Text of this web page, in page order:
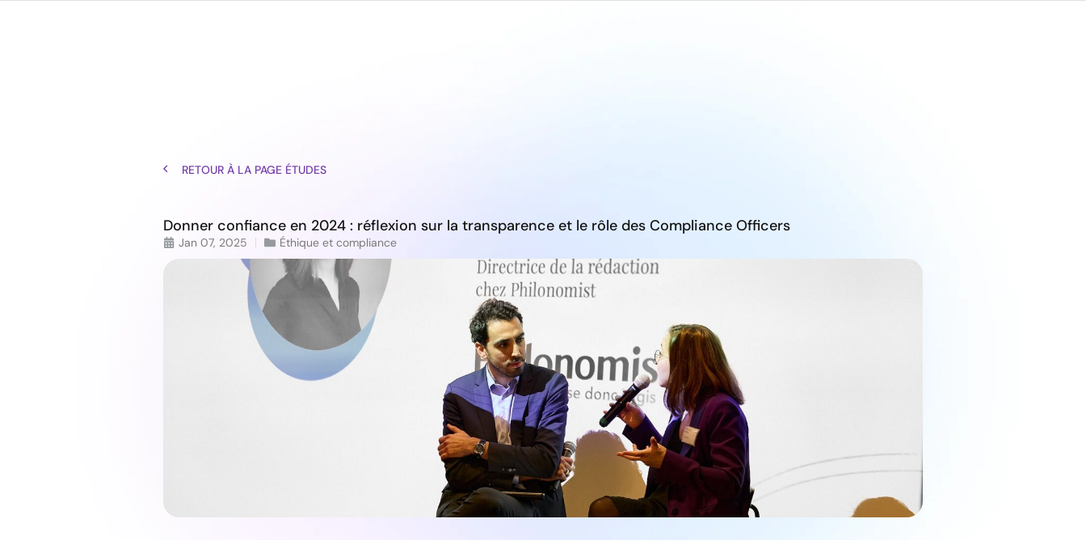
RETOUR À LA PAGE ÉTUDES
Donner confiance en 2024 : réflexion sur la transparence et le rôle des Compliance Officers
Jan 07, 2025 Éthique et compliance